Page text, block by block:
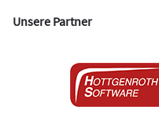
Unsere Partner